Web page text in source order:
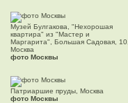
Музей Булгакова, "Нехорошая
квартира" из "Мастер и
Маргарита", Большая Садовая, 10,
Москва
фото Москвы
Патриаршие пруды, Москва
фото Москвы